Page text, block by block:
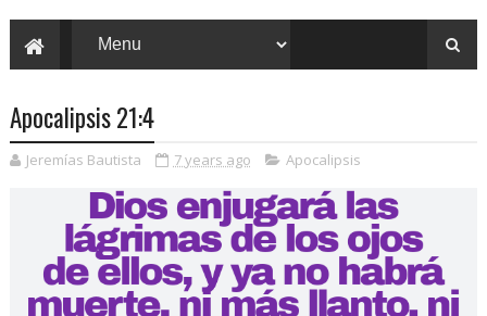
Apocalipsis 21:4
Jeremías Bautista 7 years ago Apocalipsis